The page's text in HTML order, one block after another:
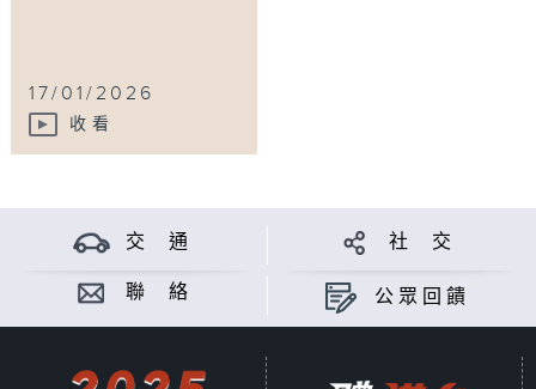
17/01/2026
收看
交 通 社 交
聯 絡 公眾回饋